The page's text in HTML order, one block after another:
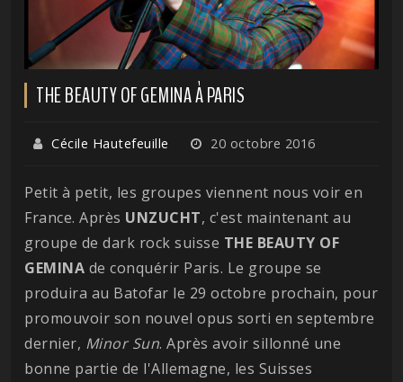
THE BEAUTY OF GEMINA À PARIS
Cécile Hautefeuille 20 octobre 2016
Petit à petit, les groupes viennent nous voir en
France. Après UNZUCHT, c'est maintenant au
groupe de dark rock suisse THE BEAUTY OF
GEMINA de conquérir Paris. Le groupe se
produira au Batofar le 29 octobre prochain, pour
promouvoir son nouvel opus sorti en septembre
dernier, Minor Sun. Après avoir sillonné une
bonne partie de l'Allemagne, les Suisses